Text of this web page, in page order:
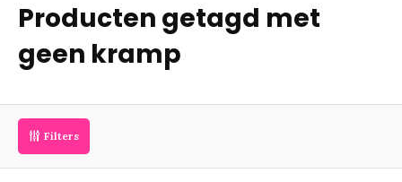
Producten getagd met
geen kramp
Filters